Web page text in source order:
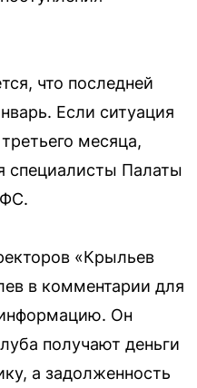
что последней
Если ситуация
месяца,
специалисты Палаты
«Крыльев
в комментарии для
Он
получают деньги
а задолженность